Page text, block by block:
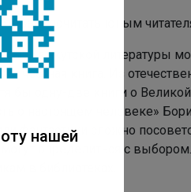
почитать юным
Из якутской литературы
и честная книга. Из
бы одну-две книги о
о настоящем человеке»
фантастики сложно
определиться с
в библиотеках.
нашей